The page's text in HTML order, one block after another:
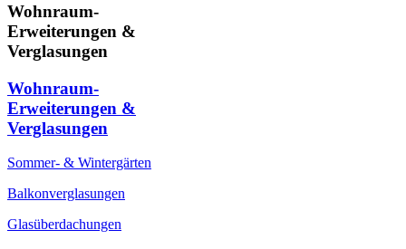
Wohnraum-
Erweiterungen &
Verglasungen
Wohnraum-
Erweiterungen &
Verglasungen
Sommer- & Wintergärten
Balkonverglasungen
Glasüberdachungen